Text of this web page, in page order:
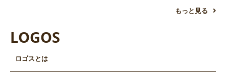
もっと見る
LOGOS
ロゴスとは